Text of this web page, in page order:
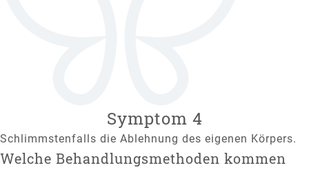
Symptom 4
Schlimmstenfalls die Ablehnung des eigenen Körpers.
Welche Behandlungsmethoden kommen